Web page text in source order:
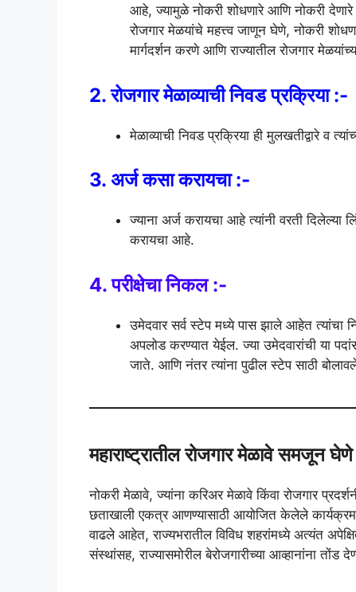
आहे, ज्यामुळे नोकरी शोधणारे आणि नोकरी देणारे
रोजगार मेळयांचे महत्त्व जाणून घेणे, नोकरी
मार्गदर्शन करणे आणि राज्यातील रोजगार
2. रोजगार मेळाव्याची निवड प्रक्रिया :-
मेळाव्याची निवड प्रक्रिया ही मुलखतीद्वारे व
3. अर्ज कसा करायचा :-
ज्याना अर्ज करायचा आहे त्यांनी वरती
करायचा आहे.
4. परीक्षेचा निकल :-
उमेदवार सर्व स्टेप मध्ये पास झाले आहेत
अपलोड करण्यात येईल. ज्या उमेदवारांची या
जाते. आणि नंतर त्यांना पुढील स्टेप साठी
महाराष्ट्रातील रोजगार मेळावे समजून घेणे
नोकरी मेळावे, ज्यांना करिअर मेळावे किंवा रोजगार
छताखाली एकत्र आणण्यासाठी आयोजित केलेले कार्यक्रम
वाढले आहेत, राज्यभरातील विविध शहरांमध्ये अत्यंत
संस्थांसह, राज्यासमोरील बेरोजगारीच्या आव्हानांना तोंड